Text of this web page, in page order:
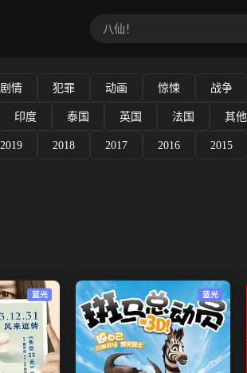
剧情 犯罪 动画 惊悚 战争
印度 泰国 英国 法国 其他
2019 2018 2017 2016 2015
蓝光 蓝光